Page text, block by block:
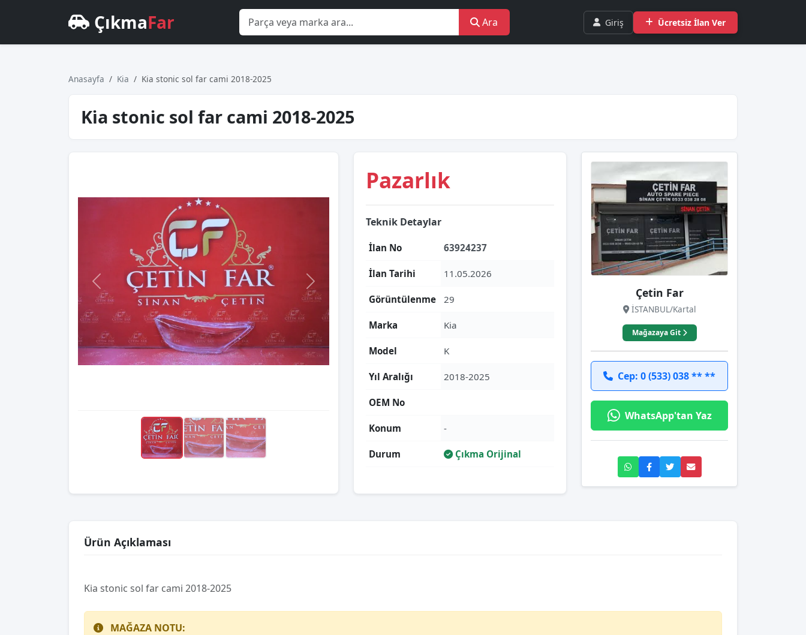
ÇıkmaFar Ara Giriş Ücretsiz İlan Ver
Anasayfa Kia Ki̇a stoni̇c sol far cami 2018-2025
Ki̇a stoni̇c sol far cami 2018-2025
Pazarlık
Teknik Detaylar
İlan No 63924237
İlan Tarihi 11.05.2026
Görüntülenme 29
Marka Kia
Model K
Yıl Aralığı 2018-2025
OEM No
Konum -
Durum Çıkma Orijinal
Çetin Far
İSTANBUL/Kartal
Mağazaya Git
Cep: 0 (533) 038 ** **
WhatsApp'tan Yaz
Ürün Açıklaması
Ki̇a stoni̇c sol far cami 2018-2025
MAĞAZA NOTU: